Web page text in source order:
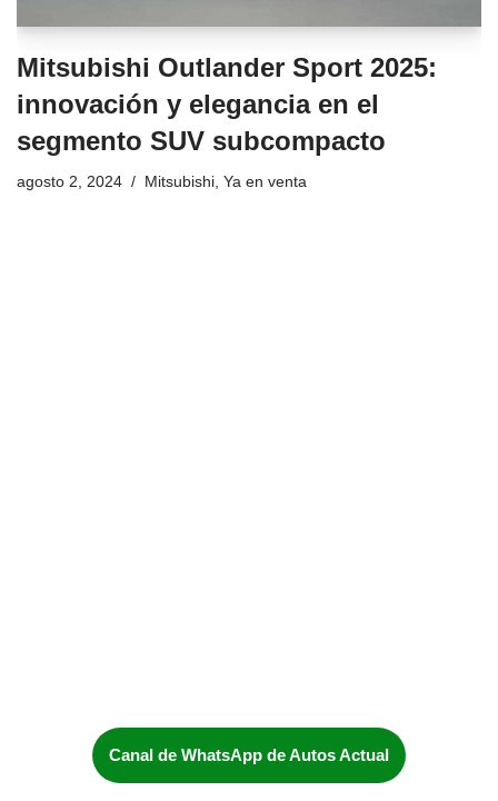
Mitsubishi Outlander Sport 2025:
innovación y elegancia en el
segmento SUV subcompacto
agosto 2, 2024 Mitsubishi Ya en venta
Canal de WhatsApp de Autos Actual